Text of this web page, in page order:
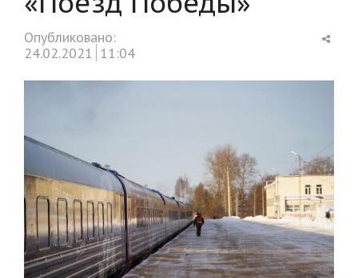
Опубликовано:
24.02.2021 11:04